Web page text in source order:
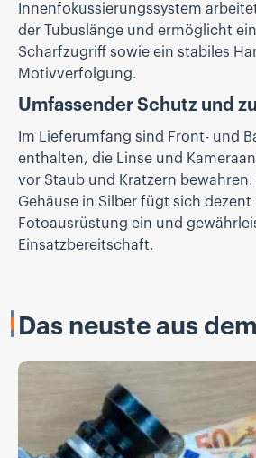
Innenfokussierungssystem
der Tubuslänge und ermöglicht
Scharfzugriff sowie ein stabiles
Motivverfolgung.
Umfassender Schutz und
Im Lieferumfang sind Front- und
enthalten, die Linse und
vor Staub und Kratzern
Gehäuse in Silber fügt sich dezent
Fotoausrüstung ein und
Einsatzbereitschaft.
Das neuste aus